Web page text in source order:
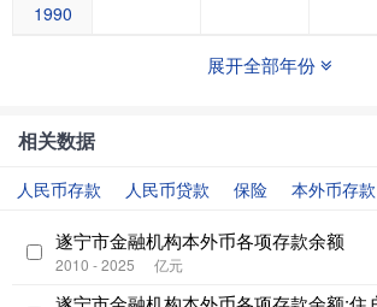
1990
展开全部年份
相关数据
人民币存款 人民币贷款 保险 本外币存款
遂宁市金融机构本外币各项存款余额
2010 - 2025 亿元